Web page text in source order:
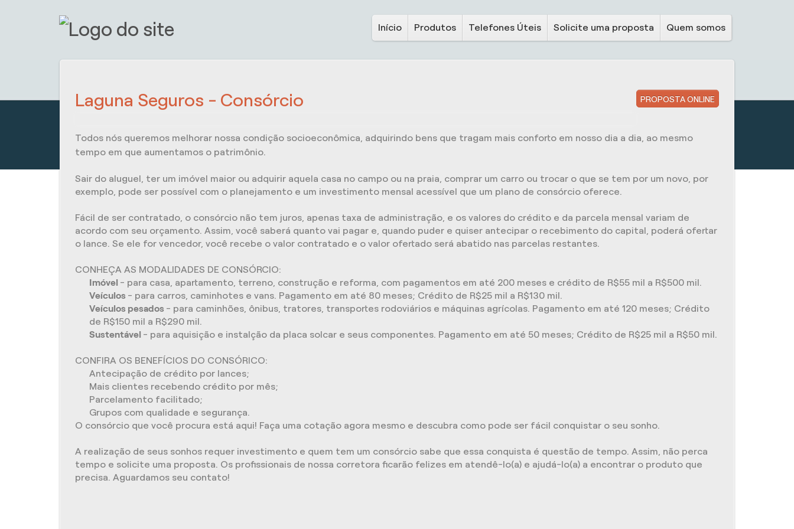
Início Produtos Telefones Úteis Solicite uma proposta Quem somos
PROPOSTA ONLINE
Laguna Seguros - Consórcio
Todos nós queremos melhorar nossa condição socioeconômica, adquirindo bens que tragam mais conforto em nosso dia a dia, ao mesmo
tempo em que aumentamos o patrimônio.
Sair do aluguel, ter um imóvel maior ou adquirir aquela casa no campo ou na praia, comprar um carro ou trocar o que se tem por um novo, por
exemplo, pode ser possível com o planejamento e um investimento mensal acessível que um plano de consórcio oferece.
Fácil de ser contratado, o consórcio não tem juros, apenas taxa de administração, e os valores do crédito e da parcela mensal variam de
acordo com seu orçamento. Assim, você saberá quanto vai pagar e, quando puder e quiser antecipar o recebimento do capital, poderá ofertar
o lance. Se ele for vencedor, você recebe o valor contratado e o valor ofertado será abatido nas parcelas restantes.
CONHEÇA AS MODALIDADES DE CONSÓRCIO:
Imóvel - para casa, apartamento, terreno, construção e reforma, com pagamentos em até 200 meses e crédito de R$55 mil a R$500 mil.
Veículos - para carros, caminhotes e vans. Pagamento em até 80 meses; Crédito de R$25 mil a R$130 mil.
Veículos pesados - para caminhões, ônibus, tratores, transportes rodoviários e máquinas agrícolas. Pagamento em até 120 meses; Crédito
de R$150 mil a R$290 mil.
Sustentável - para aquisição e instalção da placa solcar e seus componentes. Pagamento em até 50 meses; Crédito de R$25 mil a R$50 mil.
CONFIRA OS BENEFÍCIOS DO CONSÓRICO:
Antecipação de crédito por lances;
Mais clientes recebendo crédito por mês;
Parcelamento facilitado;
Grupos com qualidade e segurança.
O consórcio que você procura está aqui! Faça uma cotação agora mesmo e descubra como pode ser fácil conquistar o seu sonho.
A realização de seus sonhos requer investimento e quem tem um consórcio sabe que essa conquista é questão de tempo. Assim, não perca
tempo e solicite uma proposta. Os profissionais de nossa corretora ficarão felizes em atendê-lo(a) e ajudá-lo(a) a encontrar o produto que
precisa. Aguardamos seu contato!